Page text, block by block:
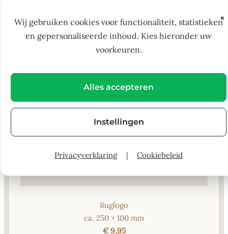
Ruglogo
ca. 250 × 100 mm
€ 9,95
×
Wij gebruiken cookies voor functionaliteit, statistieken
en gepersonaliseerde inhoud. Kies hieronder uw
voorkeuren.
Alles accepteren
Instellingen
Privacyverklaring | Cookiebeleid